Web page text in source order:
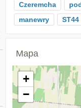
Czeremcha
manewry
ST44
Mapa
+
−